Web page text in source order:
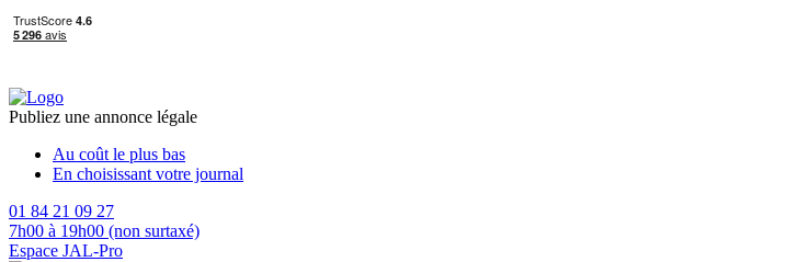
Publiez une annonce légale
Au coût le plus bas
En choisissant votre journal
01 84 21 09 27
7h00 à 19h00 (non surtaxé)
Espace JAL-Pro